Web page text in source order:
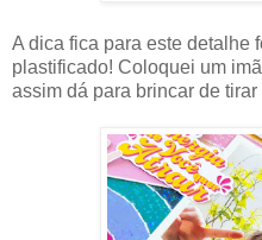
A dica fica para este detalhe
plastificado! Coloquei um
assim dá para brincar de